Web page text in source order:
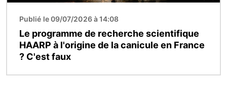
Publié le 09/07/2026 à 14:08
Le programme de recherche scientifique
HAARP à l'origine de la canicule en France
? C'est faux